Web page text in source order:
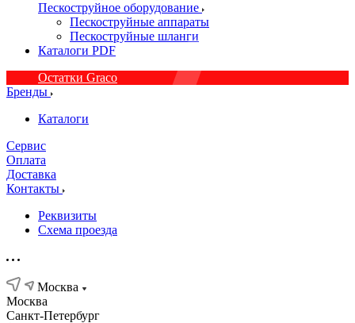
Пескоструйное оборудование
Пескоструйные аппараты
Пескоструйные шланги
Каталоги PDF
Остатки Graco
Бренды
Каталоги
Сервис
Оплата
Доставка
Контакты
Реквизиты
Схема проезда
Москва
Москва
Санкт-Петербург